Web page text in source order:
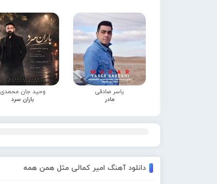
یاسر صادقی
مادر
وحید جان محمدی
باران سرد
دانلود آهنگ امیر کمالی مثل همن همه